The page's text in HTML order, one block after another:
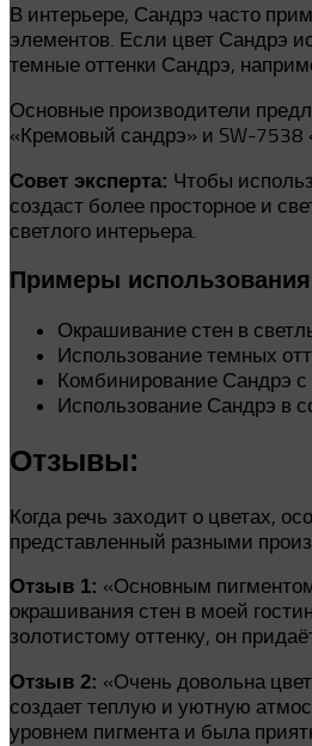
В интерьере, Сандрэ часто
элементов. Если цвет Сандрэ
темные оттенки Сандрэ,
Основные производители
«Кремовый сандрэ» и SW-7538
Совет эксперта: Чтобы
создаст более просторное и
светлого интерьера.
Примеры
Окрашивание стен в
Использование темных
Комбинирование Сандрэ с
Использование Сандрэ в
Отзывы:
Когда речь заходит о цветах,
представленный разными
Отзыв 1: «Основным
окрашивания стен в моей
золотистому оттенку, он
Отзыв 2: «Очень довольна
создает теплую и уютную
уровнем пигмента и была